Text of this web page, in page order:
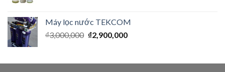
Máy lọc nước TEKCOM
₫3,000,000 ₫2,900,000